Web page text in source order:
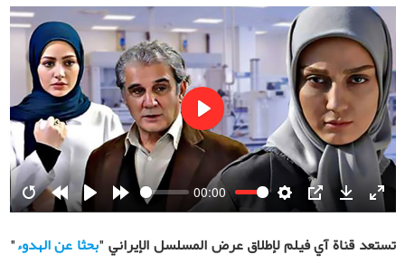
RestartRewind Forward
00:00
SettingsPIP Download
Play
تستعد قناة آي فيلم لإطلاق عرض المسلسل الإيراني "بحثا عن الهدوء"